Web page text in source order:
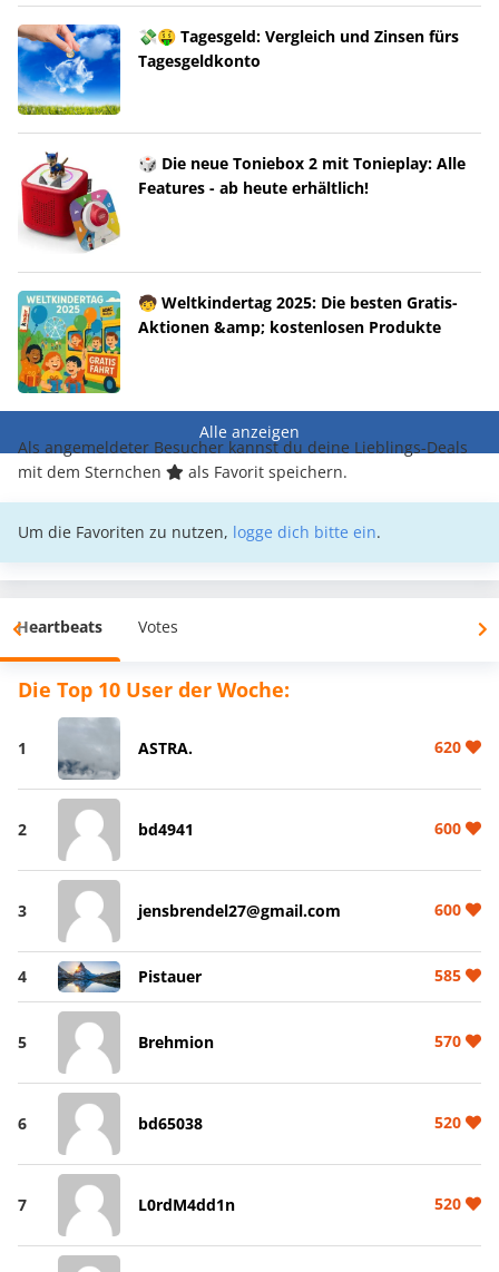
💸🤑 Tagesgeld: Vergleich und Zinsen fürs
Tagesgeldkonto
🎲 Die neue Toniebox 2 mit Tonieplay: Alle
Features - ab heute erhältlich!
🧒 Weltkindertag 2025: Die besten Gratis-
Aktionen &amp; kostenlosen Produkte
Alle anzeigen
Als angemeldeter Besucher kannst du deine Lieblings-Deals
mit dem Sternchen
als Favorit speichern.
Um die Favoriten zu nutzen, logge dich bitte ein.
Heartbeats Votes
Die Top 10 User der Woche:
1 ASTRA. 620
2 bd4941 600
3 jensbrendel27@gmail.com 600
4 Pistauer 585
5 Brehmion 570
6 bd65038 520
7 L0rdM4dd1n 520